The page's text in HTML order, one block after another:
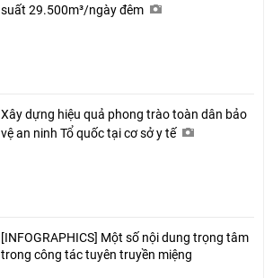
suất 29.500m³/ngày đêm
Xây dựng hiệu quả phong trào toàn dân bảo
vệ an ninh Tổ quốc tại cơ sở y tế
[INFOGRAPHICS] Một số nội dung trọng tâm
trong công tác tuyên truyền miệng